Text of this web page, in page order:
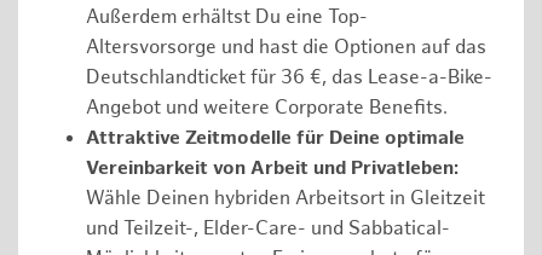
Außerdem erhältst Du eine Top-
Altersvorsorge und hast die Optionen auf das
Deutschlandticket für 36 €, das Lease-a-Bike-
Angebot und weitere Corporate Benefits.
Attraktive Zeitmodelle für Deine optimale
Vereinbarkeit von Arbeit und Privatleben:
Wähle Deinen hybriden Arbeitsort in Gleitzeit
und Teilzeit-, Elder-Care- und Sabbatical-